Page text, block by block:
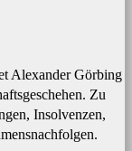
Alexander Görbing
Zu
Insolvenzen,